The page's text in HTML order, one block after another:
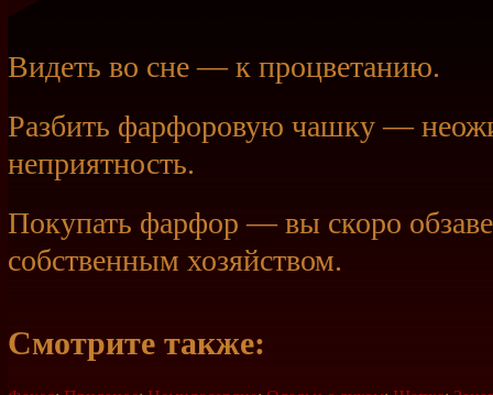
Видеть во сне — к процветанию.
Разбить фарфоровую чашку —
неприятность.
Покупать фарфор — вы скоро
собственным хозяйством.
Смотрите также: